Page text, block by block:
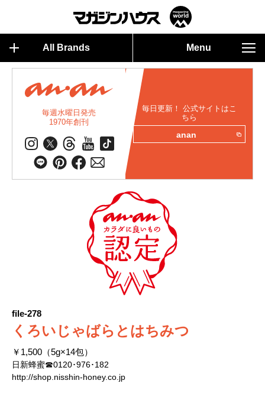
All Brands Menu
毎週水曜日発売
1970年創刊
毎日更新！ 公式サイトはこ
ちら
anan
file-278
くろいじゃばらとはちみつ
￥1,500（5g×14包）
日新蜂蜜☎0120･976･182
http://shop.nisshin-honey.co.jp